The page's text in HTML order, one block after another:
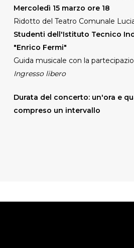
Mercoledì 15 marzo ore 18
Ridotto del Teatro Comunale
Studenti dell'Istituto Tecnico
"Enrico Fermi"
Guida musicale con la
Ingresso libero
Durata del concerto: un'ora e
compreso un intervallo